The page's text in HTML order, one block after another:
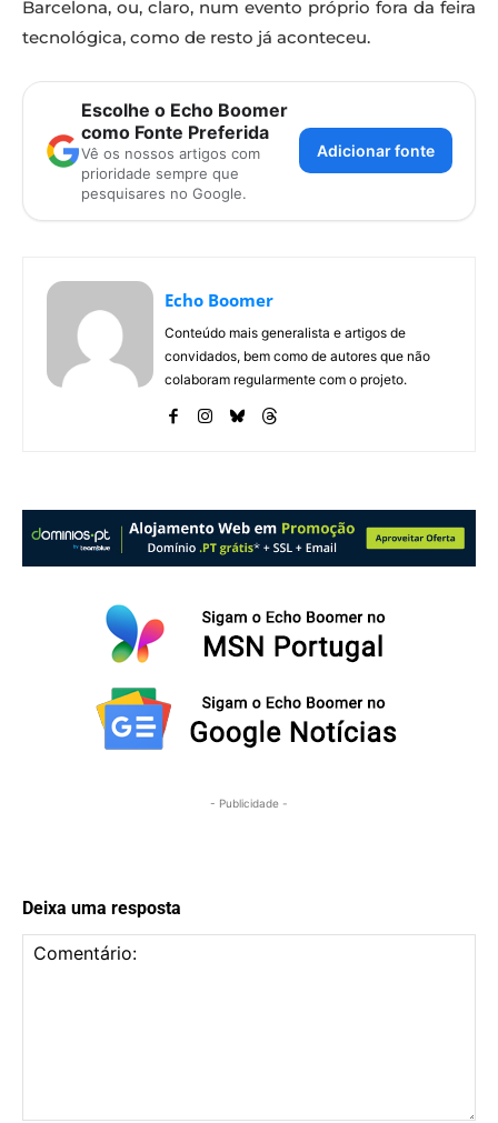
Barcelona, ou, claro, num evento próprio fora da feira
tecnológica, como de resto já aconteceu.
Escolhe o Echo Boomer
como Fonte Preferida
Vê os nossos artigos com
prioridade sempre que
pesquisares no Google.
Adicionar fonte
Echo Boomer
Conteúdo mais generalista e artigos de
convidados, bem como de autores que não
colaboram regularmente com o projeto.
- Publicidade -
Deixa uma resposta